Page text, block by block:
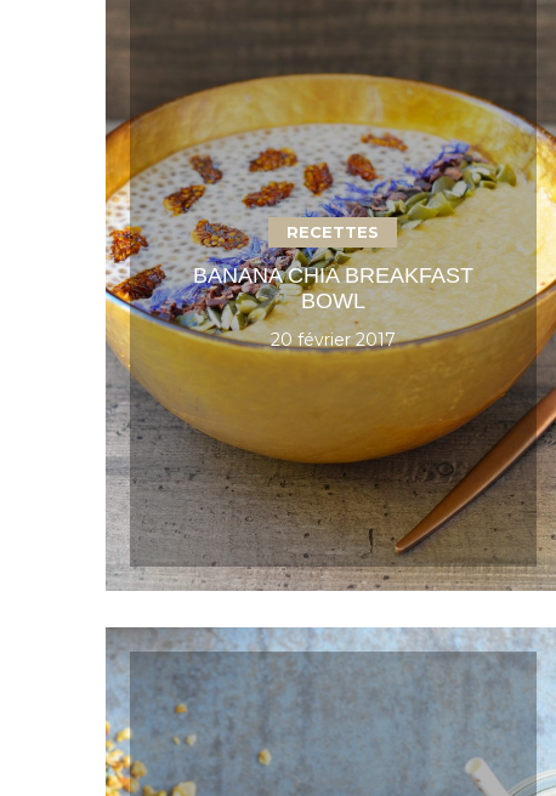
RECETTES
BANANA CHIA BREAKFAST
BOWL
20 février 2017